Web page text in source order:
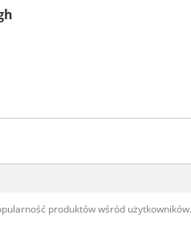
produktów wśród